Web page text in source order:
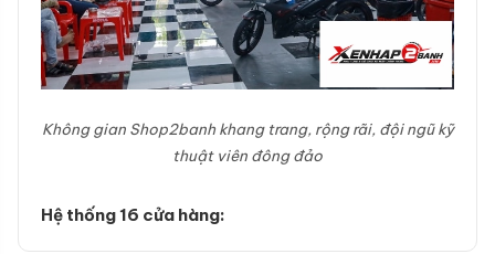
Không gian Shop2banh khang trang, rộng rãi, đội ngũ kỹ
thuật viên đông đảo
Hệ thống 16 cửa hàng: